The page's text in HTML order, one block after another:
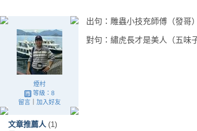
煙村
等級：8
留言｜ 加入好友
文章推薦人 (1)
出句：雕蟲小技充師傅（發哥）
對句：繡虎長才是美人（五味子